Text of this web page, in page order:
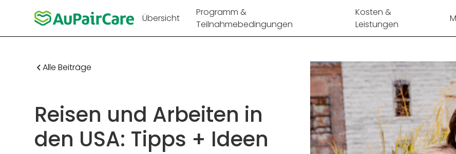
Übersicht
Programm &
Teilnahmebedingungen
Kosten &
Leistungen
Alle Beiträge
Reisen und Arbeiten in
den USA: Tipps + Ideen